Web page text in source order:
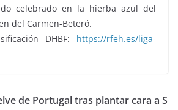
celebrado en la hierba azul del
del Carmen-Beteró.
DHBF: https://rfeh.es/liga-
de Portugal tras plantar cara a S